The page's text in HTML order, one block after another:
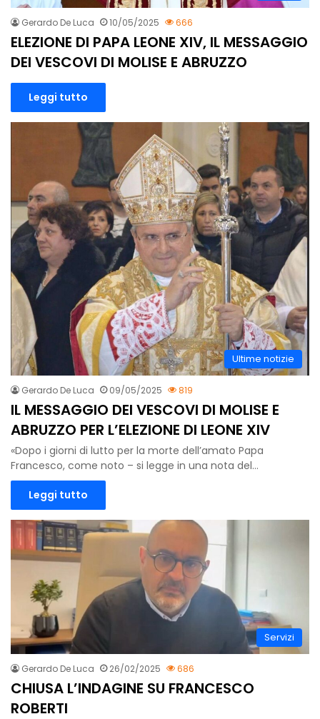
Gerardo De Luca 10/05/2025 666
ELEZIONE DI PAPA LEONE XIV, IL MESSAGGIO
DEI VESCOVI DI MOLISE E ABRUZZO
Leggi tutto
Ultime notizie
Gerardo De Luca 09/05/2025 819
IL MESSAGGIO DEI VESCOVI DI MOLISE E
ABRUZZO PER L’ELEZIONE DI LEONE XIV
«Dopo i giorni di lutto per la morte dell’amato Papa
Francesco, come noto – si legge in una nota del…
Leggi tutto
Servizi
Gerardo De Luca 26/02/2025 686
CHIUSA L’INDAGINE SU FRANCESCO
ROBERTI